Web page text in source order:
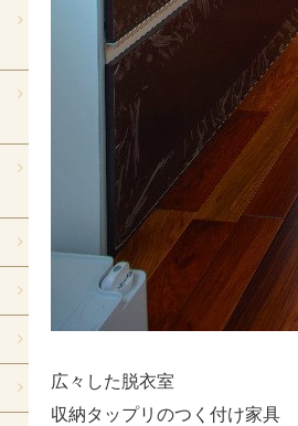
広々した脱衣室
収納タップリのつく付け家具